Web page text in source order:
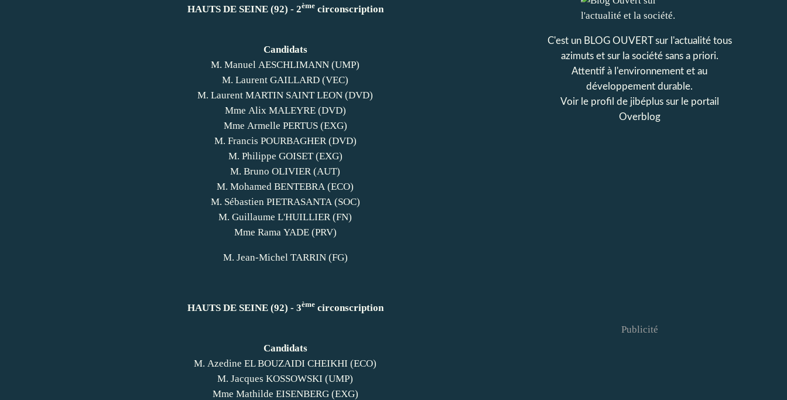
HAUTS DE SEINE (92) - 2èmecirconscription
Candidats
M. Manuel AESCHLIMANN (UMP)
M. Laurent GAILLARD (VEC)
M. Laurent MARTIN SAINT LEON (DVD)
Mme Alix MALEYRE (DVD)
Mme Armelle PERTUS (EXG)
M. Francis POURBAGHER (DVD)
M. Philippe GOISET (EXG)
M. Bruno OLIVIER (AUT)
M. Mohamed BENTEBRA (ECO)
M. Sébastien PIETRASANTA (SOC)
M. Guillaume L'HUILLIER (FN)
Mme Rama YADE (PRV)
M. Jean-Michel TARRIN (FG)
HAUTS DE SEINE (92) - 3èmecirconscription
Candidats
M. Azedine EL BOUZAIDI CHEIKHI (ECO)
M. Jacques KOSSOWSKI (UMP)
Mme Mathilde EISENBERG (EXG)
C'est un BLOG OUVERT sur l'actualité tous
azimuts et sur la société sans a priori.
Attentif à l'environnement et au
développement durable.
Voir le profil de jibéplussur le portail
Overblog
Publicité